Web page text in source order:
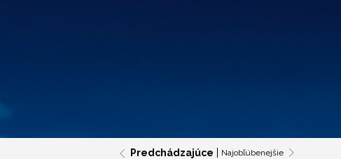
Predchádzajúce Najobľúbenejšie